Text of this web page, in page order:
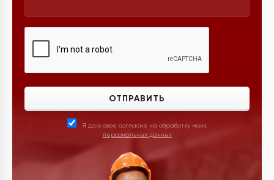
ОТПРАВИТЬ
Я даю свое согласие на обработку моих
персональных данных